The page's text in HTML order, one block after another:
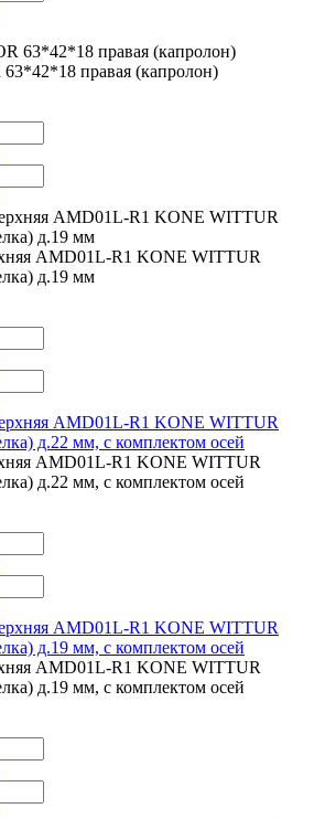
правая (капролон)
AMD01L-R1 KONE WITTUR
д.19 мм
AMD01L-R1 KONE WITTUR
д.22 мм, с комплектом осей
AMD01L-R1 KONE WITTUR
д.19 мм, c комплектом осей